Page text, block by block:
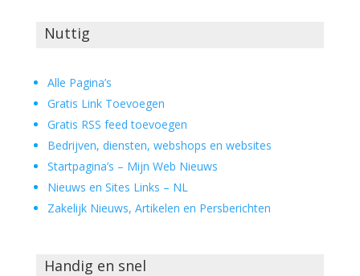
Nuttig
Alle Pagina’s
Gratis Link Toevoegen
Gratis RSS feed toevoegen
Bedrijven, diensten, webshops en websites
Startpagina’s – Mijn Web Nieuws
Nieuws en Sites Links – NL
Zakelijk Nieuws, Artikelen en Persberichten
Handig en snel